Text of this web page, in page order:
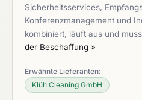
Sicherheitsservices,
Konferenzmanagement und
kombiniert, läuft aus und
der Beschaffung »
Erwähnte Lieferanten:
Klüh Cleaning GmbH